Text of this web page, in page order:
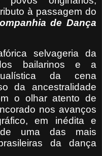
à passagem do
de Dança
selvageria da
bailarinos e a
da cena
da ancestralidade
o olhar atento de
nos avanços
em inédita e
uma das mais
da dança